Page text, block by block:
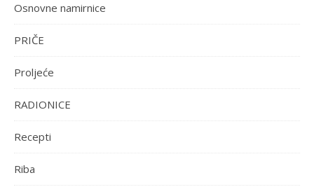
Osnovne namirnice
PRIČE
Proljeće
RADIONICE
Recepti
Riba